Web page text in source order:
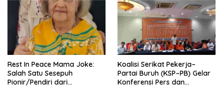
Tema: “Penguatan dan
Pengembangan Organisasi
KBI yang Berbasis Riset di
seluruh Indonesia dan
Mancanegara”.
Rest In Peace Mama Joke:
Salah Satu Sesepuh
Pionir/Pendiri dari
Koalisi Serikat Pekerja–
Partai Buruh (KSP–PB) Gelar
Konferensi Pers dan